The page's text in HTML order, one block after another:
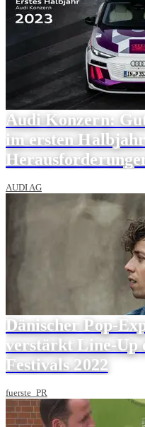
Audi Konzern:
im ersten
AUDI AG
Dänischer Pop-
verstärkt Line-Up
Festivals 2022
fuerste_PR